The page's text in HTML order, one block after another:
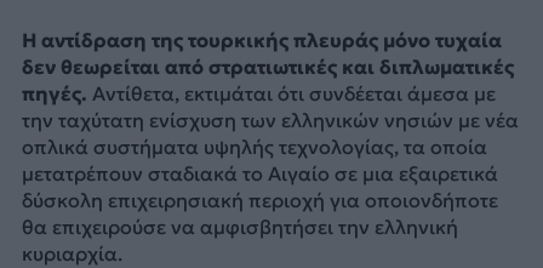
Η αντίδραση της τουρκικής πλευράς μόνο τυχαία
δεν θεωρείται από στρατιωτικές και διπλωματικές
πηγές. Αντίθετα, εκτιμάται ότι συνδέεται άμεσα με
την ταχύτατη ενίσχυση των ελληνικών νησιών με νέα
οπλικά συστήματα υψηλής τεχνολογίας, τα οποία
μετατρέπουν σταδιακά το Αιγαίο σε μια εξαιρετικά
δύσκολη επιχειρησιακή περιοχή για οποιονδήποτε
θα επιχειρούσε να αμφισβητήσει την ελληνική
κυριαρχία.